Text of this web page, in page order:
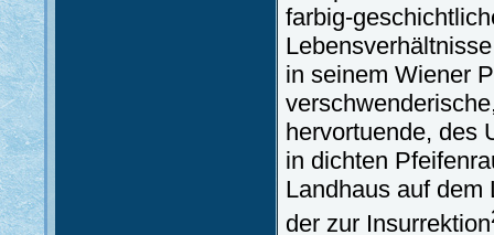
farbig-
in seinem Wiener
hervortuende, des
in dichten
Landhaus auf dem
der zur Insurrektion